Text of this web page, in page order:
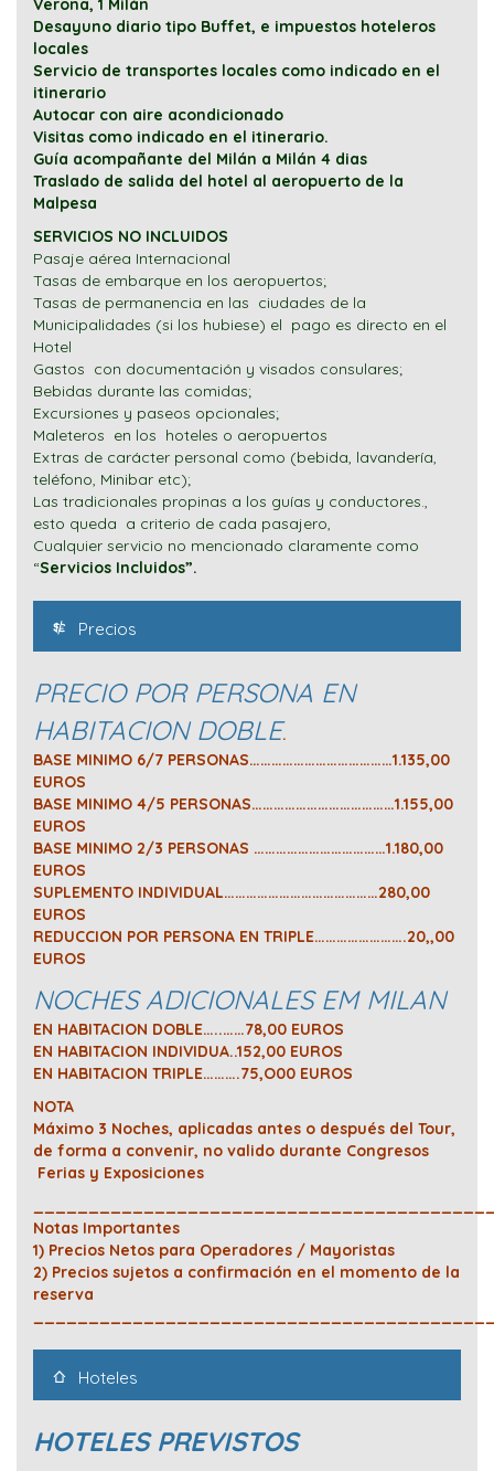
Verona, 1 Milán
Desayuno diario tipo Buffet, e impuestos hoteleros
locales
Servicio de transportes locales como indicado en el
itinerario
Autocar con aire acondicionado
Visitas como indicado en el itinerario.
Guía acompañante del Milán a Milán 4 dias
Traslado de salida del hotel al aeropuerto de la
Malpesa
SERVICIOS NO INCLUIDOS
Pasaje aérea Internacional
Tasas de embarque en los aeropuertos;
Tasas de permanencia en las ciudades de la
Municipalidades (si los hubiese) el pago es directo en el
Hotel
Gastos con documentación y visados consulares;
Bebidas durante las comidas;
Excursiones y paseos opcionales;
Maleteros en los hoteles o aeropuertos
Extras de carácter personal como (bebida, lavandería,
teléfono, Minibar etc);
Las tradicionales propinas a los guías y conductores.,
esto queda a criterio de cada pasajero,
Cualquier servicio no mencionado claramente como
“Servicios Incluidos”.
Precios
PRECIO POR PERSONA EN
HABITACION DOBLE.
BASE MINIMO 6/7 PERSONAS…………………………………1.135,00
EUROS
BASE MINIMO 4/5 PERSONAS…………………………………1.155,00
EUROS
BASE MINIMO 2/3 PERSONAS ………………………………1.180,00
EUROS
SUPLEMENTO INDIVIDUAL……………………………………280,00
EUROS
REDUCCION POR PERSONA EN TRIPLE…………………….20,,00
EUROS
NOCHES ADICIONALES EM MILAN
EN HABITACION DOBLE…..……78,00 EUROS
EN HABITACION INDIVIDUA..152,00 EUROS
EN HABITACION TRIPLE……….75,O00 EUROS
NOTA
Máximo 3 Noches, aplicadas antes o después del Tour,
de forma a convenir, no valido durante Congresos
Ferias y Exposiciones
Notas Importantes
1) Precios Netos para Operadores / Mayoristas
2) Precios sujetos a confirmación en el momento de la
reserva
Hoteles
HOTELES PREVISTOS